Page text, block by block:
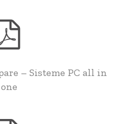
– Sisteme PC all in
one